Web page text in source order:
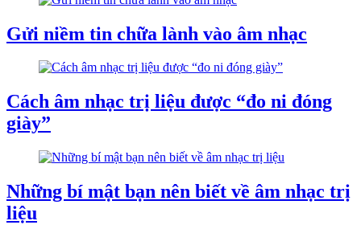
Gửi niềm tin chữa lành vào âm nhạc
Cách âm nhạc trị liệu được “đo ni đóng
giày”
Những bí mật bạn nên biết về âm nhạc trị
liệu